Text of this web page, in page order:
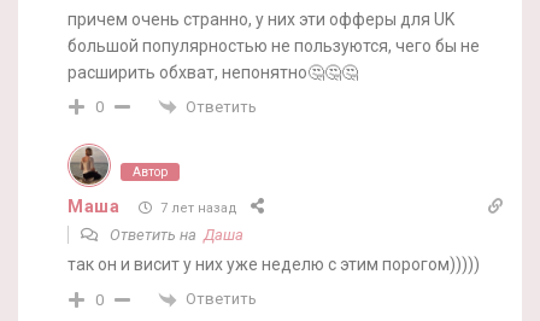
причем очень странно, у них эти офферы для UK
большой популярностью не пользуются, чего бы не
расширить обхват, непонятно🤔🤔🤔
0 Ответить
Автор
Маша 7 лет назад
Ответить наДаша
так он и висит у них уже неделю с этим порогом)))))
0 Ответить